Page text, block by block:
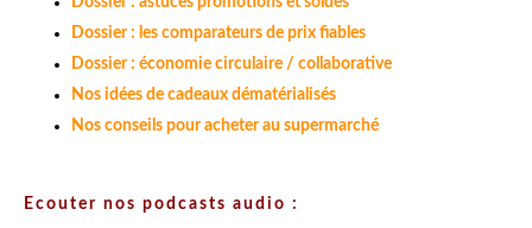
Dossier : les comparateurs de prix fiables
Dossier : économie circulaire / collaborative
Nos idées de cadeaux dématérialisés
Nos conseils pour acheter au supermarché
Ecouter nos podcasts audio :